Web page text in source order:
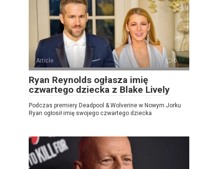
Article 0
Ryan Reynolds ogłasza imię
czwartego dziecka z Blake Lively
Podczas premiery Deadpool & Wolverine w Nowym Jorku
Ryan ogłosił imię swojego czwartego dziecka